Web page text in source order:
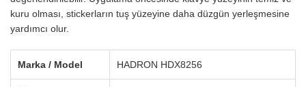
kuru olması, stickerların tuş yüzeyine daha düzgün yerleşmesine
yardımcı olur.
Marka / Model HADRON HDX8256